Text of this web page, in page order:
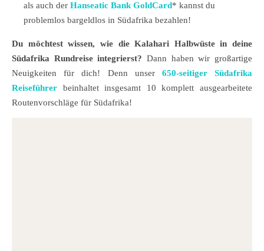
als auch der Hanseatic Bank GoldCard* kannst du
problemlos bargeldlos in Südafrika bezahlen!
Du möchtest wissen, wie die Kalahari Halbwüste in deine
Südafrika Rundreise integrierst? Dann haben wir großartige
Neuigkeiten für dich! Denn unser 650-seitiger Südafrika
Reiseführer beinhaltet insgesamt 10 komplett ausgearbeitete
Routenvorschläge für Südafrika!